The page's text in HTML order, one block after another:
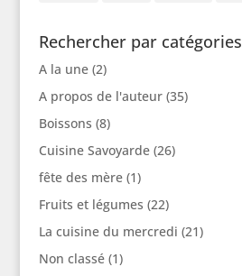
Rechercher par catégories
A la une(2)
A propos de l'auteur(35)
Boissons (8)
Cuisine Savoyarde(26)
fête des mère(1)
Fruits et légumes (22)
La cuisine du mercredi (21)
Non classé(1)